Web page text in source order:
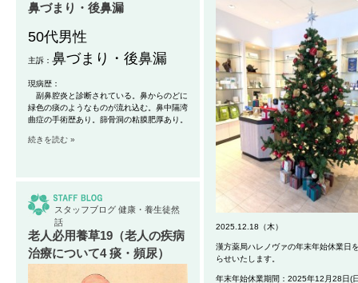
2025.12.18（木）
漢方薬局ハレノヴァの年末年始休業日
らせいたします。
年末年始休業期間：2025年12月28日(
鼻づまり・後鼻漏
50代男性
主訴： 鼻づまり・後鼻漏
現病歴：
副鼻腔炎と診断されている。鼻からのどに
緑色の痰のようなものが流れ込む。鼻中隔湾
曲症の手術歴あり。篩骨洞の粘膜肥厚あり。
続きを読む »
スタッフブログ 健康・養生徒然
話
老人必用養草19（老人の疾病
治療について4 痰・頻尿）